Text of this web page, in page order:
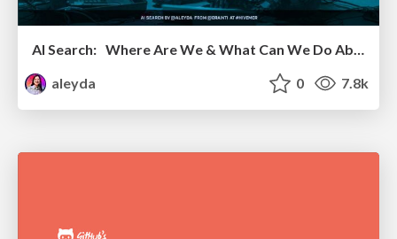
AI Search: Where Are We & What Can We Do About It?
aleyda
0 7.8k